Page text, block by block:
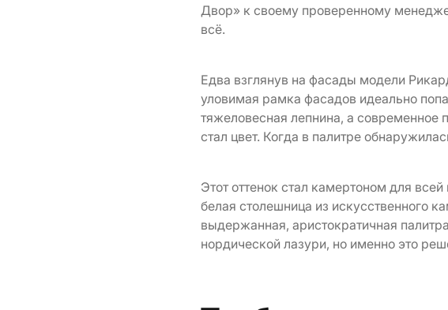
Двор» к своему проверенному
всё.
Едва взглянув на фасады модели
уловимая рамка фасадов идеально
тяжеловесная лепнина, а
стал цвет. Когда в палитре
Этот оттенок стал камертоном для
белая столешница из искусственного
выдержанная, аристократичная
нордической лазури, но именно это